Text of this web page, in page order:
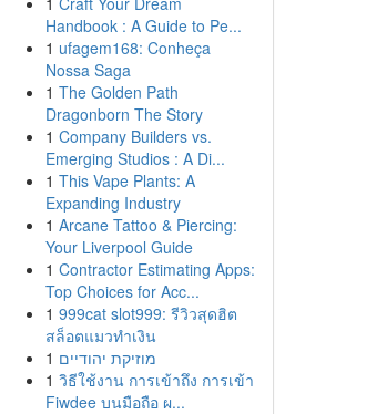
Handbook : A Guide to Pe...
1 ufagem168: Conheça
Nossa Saga
1 The Golden Path
Dragonborn The Story
1 Company Builders vs.
Emerging Studios : A Di...
1 This Vape Plants: A
Expanding Industry
1 Arcane Tattoo & Piercing:
Your Liverpool Guide
1 Contractor Estimating Apps:
Top Choices for Acc...
1 999cat slot999: รีวิวสุดฮิต
สล็อตแมวทำเงิน
1 מוזיקת יהודיים
1 วิธีใช้งาน การเข้าถึง การเข้า
Fiwdee บนมือถือ ผ...